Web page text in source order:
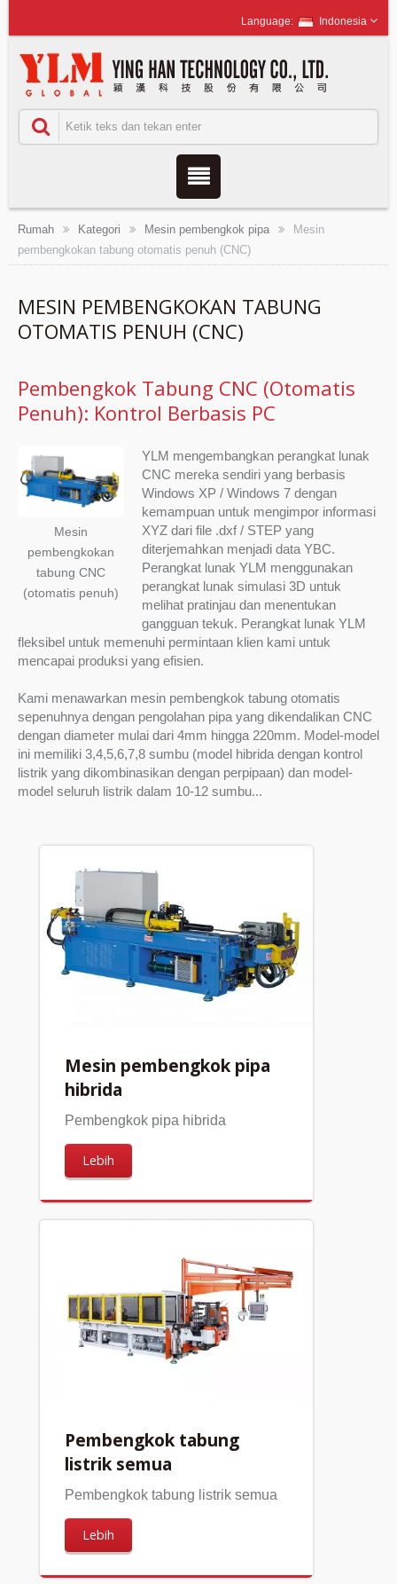
Indonesia
Rumah Kategori Mesin pembengkok pipa
Mesin
pembengkokan tabung otomatis penuh (CNC)
MESIN PEMBENGKOKAN TABUNG
OTOMATIS PENUH (CNC)
Pembengkok Tabung CNC (Otomatis
Penuh): Kontrol Berbasis PC
Mesin
pembengkokan
tabung CNC
(otomatis penuh)
YLM mengembangkan perangkat lunak
CNC mereka sendiri yang berbasis
Windows XP / Windows 7 dengan
kemampuan untuk mengimpor informasi
XYZ dari file .dxf / STEP yang
diterjemahkan menjadi data YBC.
Perangkat lunak YLM menggunakan
perangkat lunak simulasi 3D untuk
melihat pratinjau dan menentukan
gangguan tekuk. Perangkat lunak YLM
fleksibel untuk memenuhi permintaan klien kami untuk
mencapai produksi yang efisien.
Kami menawarkan mesin pembengkok tabung otomatis
sepenuhnya dengan pengolahan pipa yang dikendalikan CNC
dengan diameter mulai dari 4mm hingga 220mm. Model-model
ini memiliki 3,4,5,6,7,8 sumbu (model hibrida dengan kontrol
listrik yang dikombinasikan dengan perpipaan) dan model-
model seluruh listrik dalam 10-12 sumbu...
Mesin pembengkok pipa
hibrida
Pembengkok pipa hibrida
Lebih
Pembengkok tabung
listrik semua
Pembengkok tabung listrik semua
Lebih